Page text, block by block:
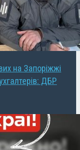
на Запоріжжі
ДБР